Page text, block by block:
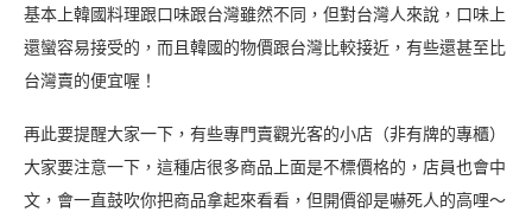
基本上韓國料理跟口味跟台灣雖然不同，但對台灣人來說，口味上
還蠻容易接受的，而且韓國的物價跟台灣比較接近，有些還甚至比
台灣賣的便宜喔！
再此要提醒大家一下，有些專門賣觀光客的小店（非有牌的專櫃）
大家要注意一下，這種店很多商品上面是不標價格的，店員也會中
文，會一直鼓吹你把商品拿起來看看，但開價卻是嚇死人的高哩～